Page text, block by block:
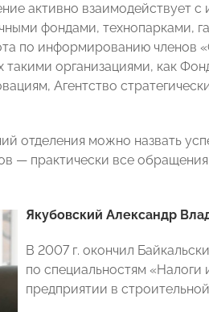
активно взаимодействует
фондами,
по информированию
такими организациями, как
Агентство
отделения можно назвать
— практически все
Якубовский Александр
В 2007 г. окончил
по специальностям
предприятии в